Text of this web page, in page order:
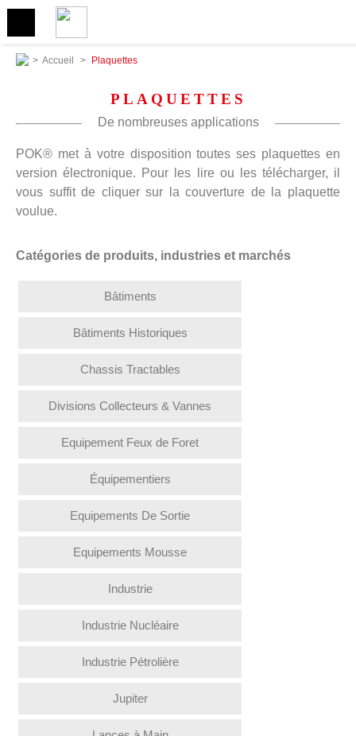
> Accueil > Plaquettes
PLAQUETTES
De nombreuses applications
POK® met à votre disposition toutes ses plaquettes en
version électronique. Pour les lire ou les télécharger, il
vous suffit de cliquer sur la couverture de la plaquette
voulue.
Catégories de produits, industries et marchés
Bâtiments
Bâtiments Historiques
Chassis Tractables
Divisions Collecteurs & Vannes
Equipement Feux de Foret
Équipementiers
Equipements De Sortie
Equipements Mousse
Industrie
Industrie Nucléaire
Industrie Pétrolière
Jupiter